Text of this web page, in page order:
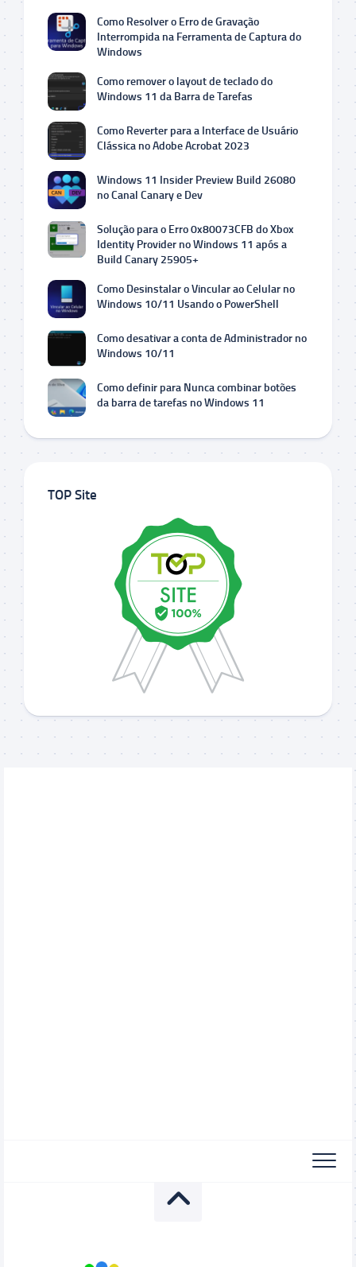
Como Resolver o Erro de Gravação
Interrompida na Ferramenta de Captura do
Windows
Como remover o layout de teclado do
Windows 11 da Barra de Tarefas
Como Reverter para a Interface de Usuário
Clássica no Adobe Acrobat 2023
Windows 11 Insider Preview Build 26080
no Canal Canary e Dev
Solução para o Erro 0x80073CFB do Xbox
Identity Provider no Windows 11 após a
Build Canary 25905+
Como Desinstalar o Vincular ao Celular no
Windows 10/11 Usando o PowerShell
Como desativar a conta de Administrador no
Windows 10/11
Como definir para Nunca combinar botões
da barra de tarefas no Windows 11
TOP Site